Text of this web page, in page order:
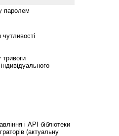
паролем
і API бібліотеки
(актуальну